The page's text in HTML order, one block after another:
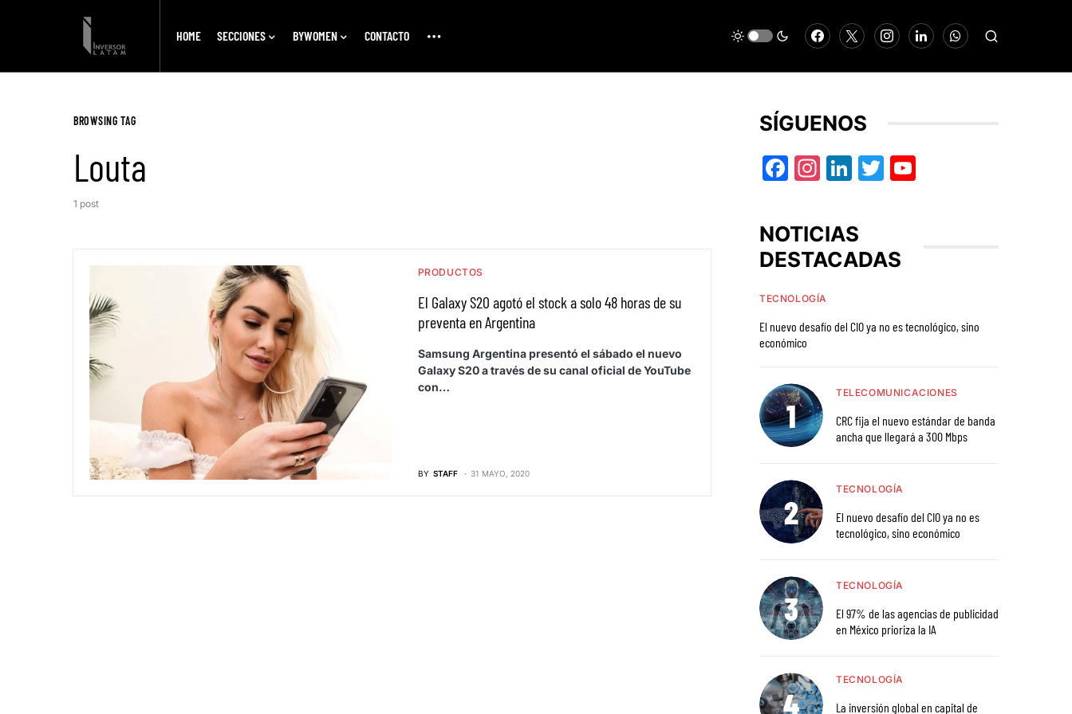
HOME SECCIONES BYWOMEN CONTACTO
BROWSING TAG
Louta
1 post
PRODUCTOS
El Galaxy S20 agotó el stock a solo 48 horas de su
preventa en Argentina
Samsung Argentina presentó el sábado el nuevo
Galaxy S20 a través de su canal oficial de YouTube
con…
BY STAFF 31 MAYO, 2020
SÍGUENOS
Facebook
Instagram
LinkedIn
Twitter
NOTICIAS
DESTACADAS
TECNOLOGÍA
El nuevo desafío del CIO ya no es tecnológico, sino
económico
TELECOMUNICACIONES
CRC fija el nuevo estándar de banda
ancha que llegará a 300 Mbps
TECNOLOGÍA
El nuevo desafío del CIO ya no es
tecnológico, sino económico
TECNOLOGÍA
El 97% de las agencias de publicidad
en México prioriza la IA
TECNOLOGÍA
La inversión global en capital de